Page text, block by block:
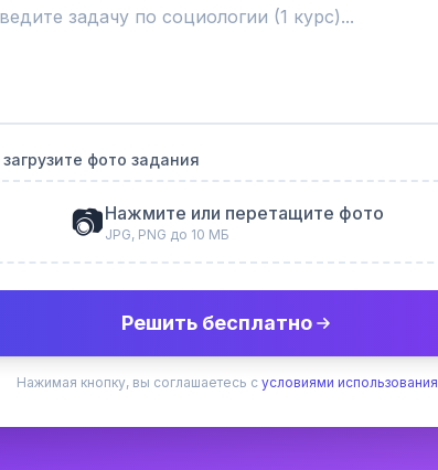
фото задания
📷Нажмите или перетащите фото
JPG, PNG до 10 МБ
Решить бесплатно
Нажимая кнопку, вы соглашаетесь с условиями использования